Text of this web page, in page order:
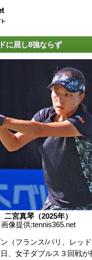
に屈し8強ならず
二宮真琴（2025年）
画像提供:tennis365.net
（フランス/パリ、レッ
、女子ダブルス３回戦が